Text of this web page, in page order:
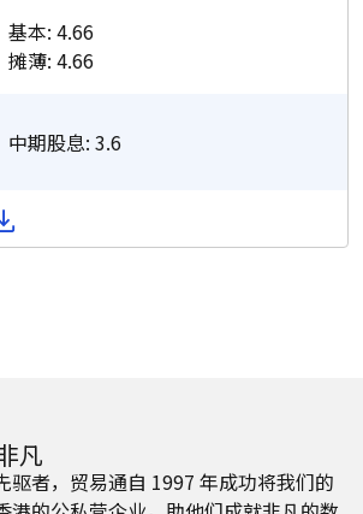
基本: 4.66
摊薄: 4.66
中期股息: 3.6
凡
驱者，贸易通自 1997 年成功将我们的